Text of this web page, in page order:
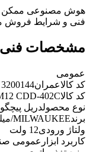
هوش مصنوعی ممکن
فنی و شرایط فروش
مشخصات فنی
عمومی
کد کالاعمران3200144
کد کالاCDD-402C
نوع محصولدریل
برندMILWAUKEE/میلواکی
ولتاژ ورودی12 ولت
کاربرد ابزار عمومی